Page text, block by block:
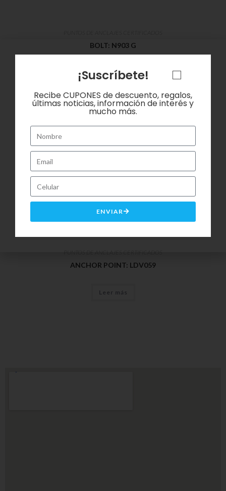
BOLT: N903 G
Leer más
ANCHOR POINT: LDV059
Leer más
¡Suscríbete!
Recibe CUPONES de descuento, regalos,
últimas noticias, información de interés y
mucho más.
ENVIAR